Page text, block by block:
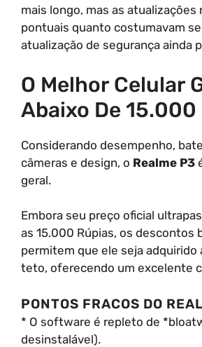
mais longo, mas as atualizações
pontuais quanto costumavam
atualização de segurança ainda
O Melhor Celular
Abaixo De 15.000
Considerando desempenho,
câmeras e design, o Realme P3
geral.
Embora seu preço oficial
as 15.000 Rúpias, os descontos
permitem que ele seja adquirido
teto, oferecendo um excelente
PONTOS FRACOS DO
* O software é repleto de
desinstalável).